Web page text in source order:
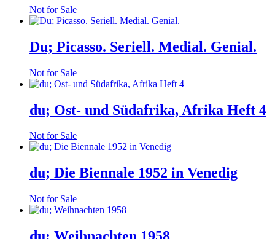
Not for Sale
Du; Picasso. Seriell. Medial. Genial.
Not for Sale
du; Ost- und Südafrika, Afrika Heft 4
Not for Sale
du; Die Biennale 1952 in Venedig
Not for Sale